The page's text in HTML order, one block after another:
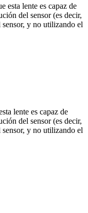
esta lente es capaz de
del sensor (es decir,
y no utilizando el
lente es capaz de
del sensor (es decir,
y no utilizando el